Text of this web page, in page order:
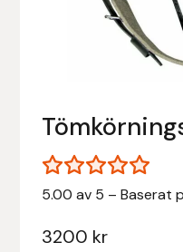
5.00 av 5 – Baserat
3200 kr
Träning och longering
Ridbyxor, kjolar, overaller
Ridjackor, kappor,
Ridskor och ridstövlar
Tävlingskavajer och blusar
Boett
Bomber Bits